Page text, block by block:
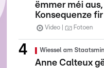
ëmmer méi
Konsequenze
Video Fotoen
Wiessel am
Anne Calteux